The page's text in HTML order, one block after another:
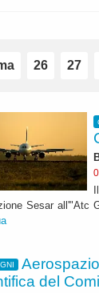
26 27
Sesar all'"Atc
del